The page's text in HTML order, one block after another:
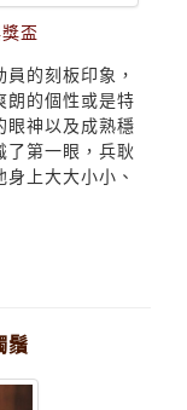
盃
的刻板印象，
朗的個性或是特
眼神以及成熟穩
第一眼，兵耿
上大大小小、
鬚